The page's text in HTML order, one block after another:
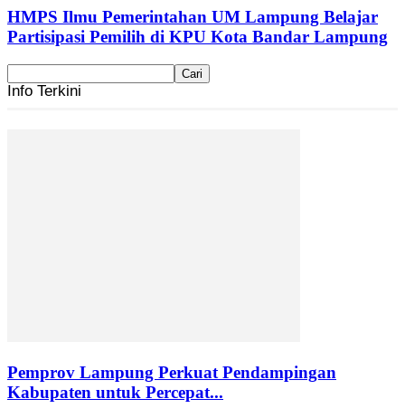
HMPS Ilmu Pemerintahan UM Lampung Belajar
Partisipasi Pemilih di KPU Kota Bandar Lampung
Info Terkini
Pemprov Lampung Perkuat Pendampingan
Kabupaten untuk Percepat...